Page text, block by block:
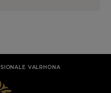
VALRHONA